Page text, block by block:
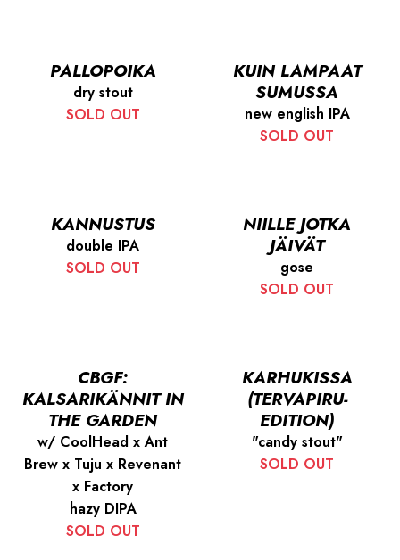
PALLOPOIKA
dry stout
SOLD OUT
KUIN LAMPAAT
SUMUSSA
new english IPA
SOLD OUT
KANNUSTUS
double IPA
SOLD OUT
NIILLE JOTKA
JÄIVÄT
gose
SOLD OUT
CBGF:
KALSARIKÄNNIT IN
THE GARDEN
w/ CoolHead x Ant
Brew x Tuju x Revenant
x Factory
hazy DIPA
SOLD OUT
KARHUKISSA
(TERVAPIRU-
EDITION)
"candy stout"
SOLD OUT